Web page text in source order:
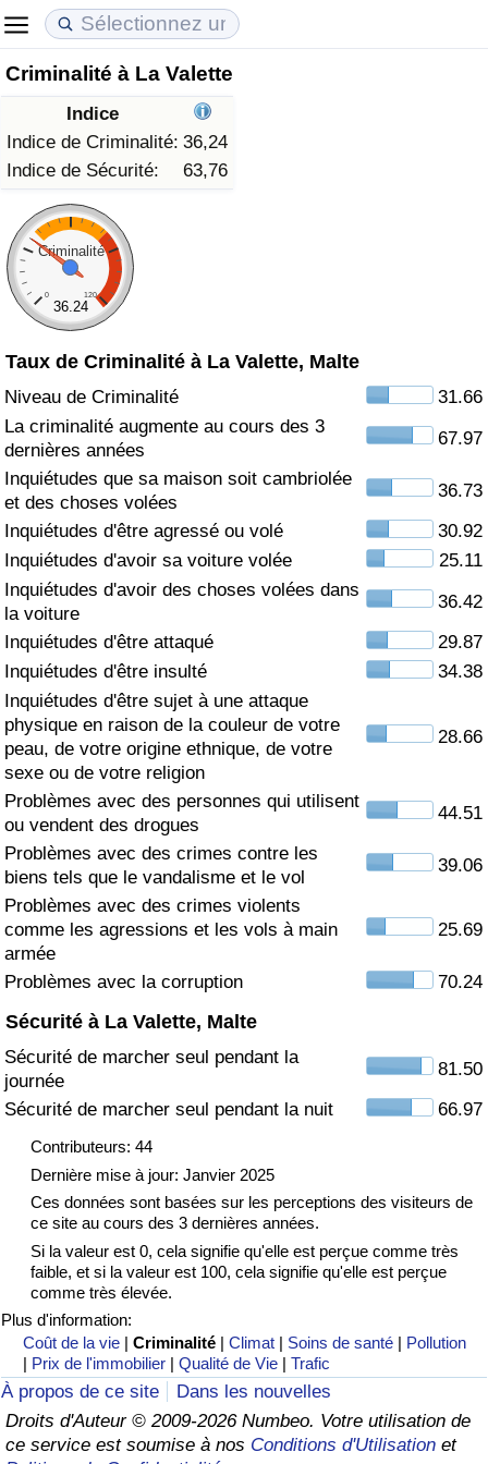
Criminalité à La Valette
Indice
Indice de Criminalité: 36,24
Indice de Sécurité:
63,76
Criminalité
0 120
36.24
Taux de Criminalité à La Valette, Malte
Niveau de Criminalité
31.66
La criminalité augmente au cours des 3
dernières années
67.97
Inquiétudes que sa maison soit cambriolée
et des choses volées
36.73
Inquiétudes d'être agressé ou volé
30.92
Inquiétudes d'avoir sa voiture volée
25.11
Inquiétudes d'avoir des choses volées dans
la voiture
36.42
Inquiétudes d'être attaqué
29.87
Inquiétudes d'être insulté
34.38
Inquiétudes d'être sujet à une attaque
physique en raison de la couleur de votre
peau, de votre origine ethnique, de votre
sexe ou de votre religion
28.66
Problèmes avec des personnes qui utilisent
ou vendent des drogues
44.51
Problèmes avec des crimes contre les
biens tels que le vandalisme et le vol
39.06
Problèmes avec des crimes violents
comme les agressions et les vols à main
armée
25.69
Problèmes avec la corruption 70.24
Sécurité à La Valette, Malte
Sécurité de marcher seul pendant la
journée
81.50
Sécurité de marcher seul pendant la nuit
66.97
Contributeurs: 44
Dernière mise à jour: Janvier 2025
Ces données sont basées sur les perceptions des visiteurs de
ce site au cours des 3 dernières années.
Si la valeur est 0, cela signifie qu'elle est perçue comme très
faible, et si la valeur est 100, cela signifie qu'elle est perçue
comme très élevée.
Plus d'information:
Coût de la vie |Criminalité |Climat | Soins de santé | Pollution
| Prix de l'immobilier |Qualité de Vie |Trafic
À propos de ce site
Dans les nouvelles
Droits d'Auteur © 2009-2026 Numbeo. Votre utilisation de
ce service est soumise à nos Conditions d'Utilisation et
Coût de la vie
Indice du Coût de la Vie (Actuel)
Indice du Coût de la Vie
Indice du coût de la vie par pays
à Akaba
Prix de l'immobilier
Indice des Prix de l'immobilier (Actuel)
Indice des Prix de l'immobilier
Indice des Prix de l'immobilier par Pays
Qualité de Vie
Indice de Qualité de Vie
Indice de Qualité de Vie (Actuel)
Indice de qualité de vie par pays
Criminalité
Indice de Criminalité (Actuel)
Indice de Criminalité
Indice de criminalité par pays
Soins de santé
Indice des soins de santé (Actuel)
Indice des soins de santé
Indice des soins de santé par Pays
Pollution
Indice de Pollution (Actuel)
Indice de pollution
Indice de Pollution par Pays
Trafic
Indice de Trafic
Indice de Trafic (Actuel)
Indice de Trafic par Pays